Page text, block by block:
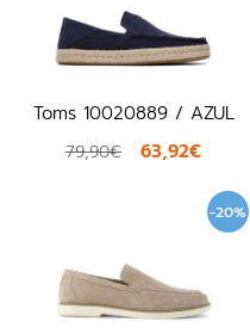
Toms 10020889 / AZUL
79,90€ 63,92€
-20%